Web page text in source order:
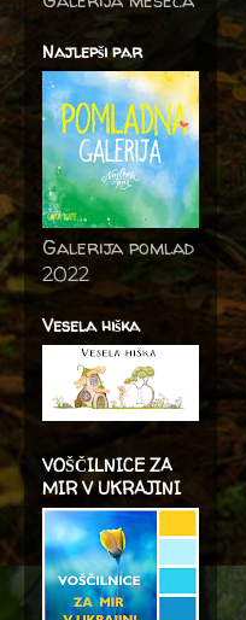
Najlepši par
Galerija pomlad
2022
Vesela hiška
VOŠČILNICE ZA
MIR V UKRAJINI